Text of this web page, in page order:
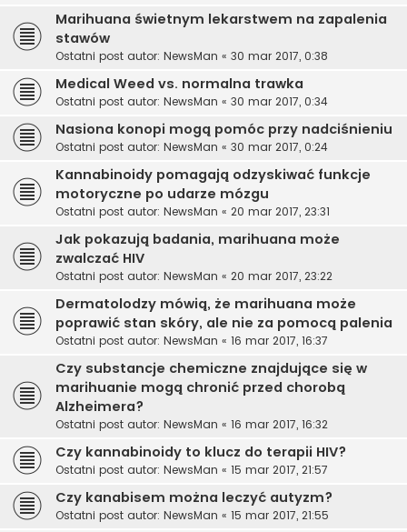
Marihuana świetnym lekarstwem na zapalenia
stawów
Ostatni post autor: NewsMan « 30 mar 2017, 0:38
Medical Weed vs. normalna trawka
Ostatni post autor: NewsMan « 30 mar 2017, 0:34
Nasiona konopi mogą pomóc przy nadciśnieniu
Ostatni post autor: NewsMan « 30 mar 2017, 0:24
Kannabinoidy pomagają odzyskiwać funkcje
motoryczne po udarze mózgu
Ostatni post autor: NewsMan « 20 mar 2017, 23:31
Jak pokazują badania, marihuana może
zwalczać HIV
Ostatni post autor: NewsMan « 20 mar 2017, 23:22
Dermatolodzy mówią, że marihuana może
poprawić stan skóry, ale nie za pomocą palenia
Ostatni post autor: NewsMan « 16 mar 2017, 16:37
Czy substancje chemiczne znajdujące się w
marihuanie mogą chronić przed chorobą
Alzheimera?
Ostatni post autor: NewsMan « 16 mar 2017, 16:32
Czy kannabinoidy to klucz do terapii HIV?
Ostatni post autor: NewsMan « 15 mar 2017, 21:57
Czy kanabisem można leczyć autyzm?
Ostatni post autor: NewsMan « 15 mar 2017, 21:55